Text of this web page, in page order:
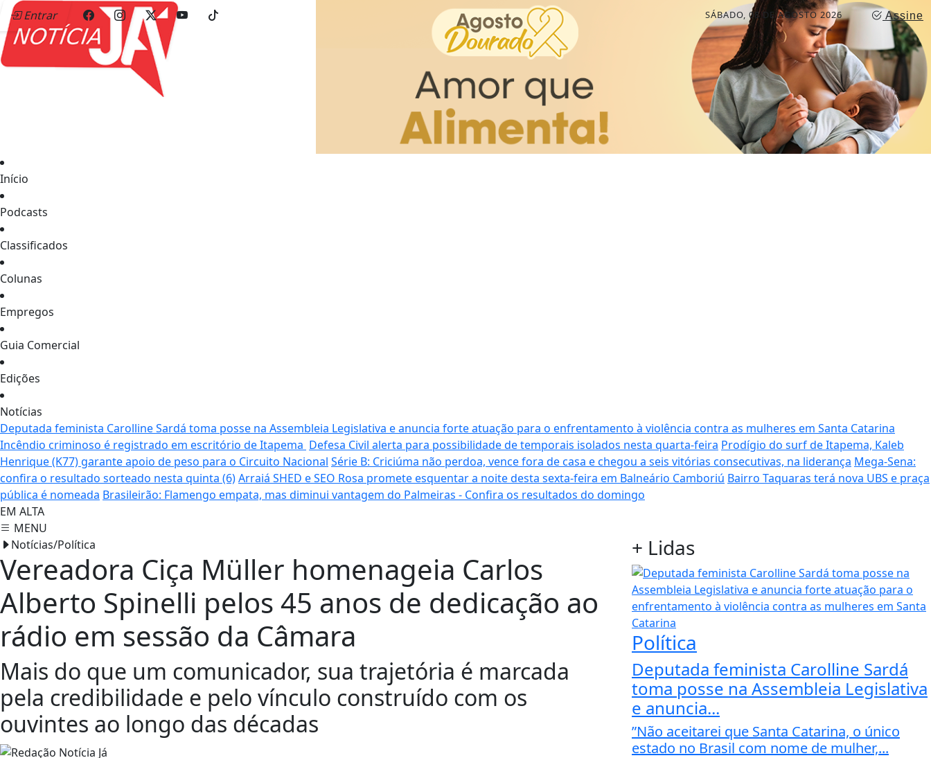
Entrar Assine
SÁBADO, 08 DE AGOSTO 2026
Início
Podcasts
Classificados
Colunas
Empregos
Guia Comercial
Edições
Notícias
Deputada feminista Carolline Sardá toma posse na Assembleia Legislativa e anuncia forte atuação para o enfrentamento à violência contra as mulheres em Santa Catarina
Incêndio criminoso é registrado em escritório de Itapema Defesa Civil alerta para possibilidade de temporais isolados nesta quarta-feira Prodígio do surf de Itapema, Kaleb
Henrique (K77) garante apoio de peso para o Circuito Nacional Série B: Criciúma não perdoa, vence fora de casa e chegou a seis vitórias consecutivas, na liderança Mega-Sena:
confira o resultado sorteado nesta quinta (6)Arraiá SHED e SEO Rosa promete esquentar a noite desta sexta-feira em Balneário Camboriú Bairro Taquaras terá nova UBS e praça
pública é nomeada Brasileirão: Flamengo empata, mas diminui vantagem do Palmeiras - Confira os resultados do domingo
EM ALTA
MENU
Notícias/Política
Vereadora Ciça Müller homenageia Carlos
Alberto Spinelli pelos 45 anos de dedicação ao
rádio em sessão da Câmara
Mais do que um comunicador, sua trajetória é marcada
pela credibilidade e pelo vínculo construído com os
ouvintes ao longo das décadas
+ Lidas
Política
Deputada feminista Carolline Sardá
toma posse na Assembleia Legislativa
e anuncia...
”Não aceitarei que Santa Catarina, o único
estado no Brasil com nome de mulher,...